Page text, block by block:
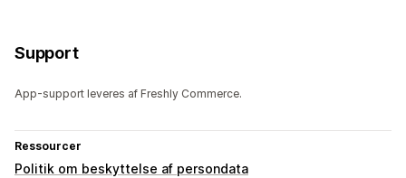
Support
App-support leveres af Freshly Commerce.
Ressourcer
Politik om beskyttelse af persondata